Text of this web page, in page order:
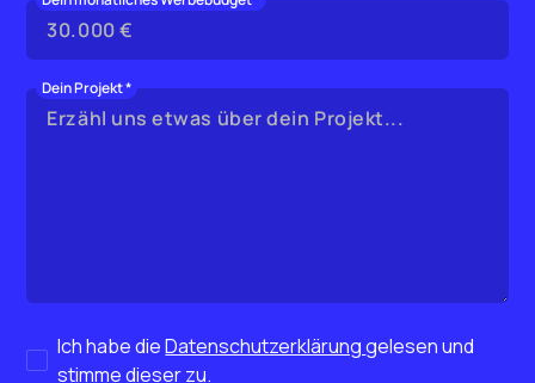
Dein Projekt *
Ich habe dieDatenschutzerklärunggelesen und
stimme dieser zu.